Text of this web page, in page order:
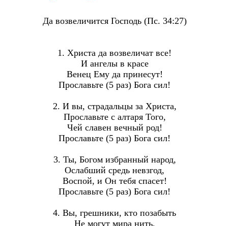
Да возвеличится Господь (Пс. 34:27)
1. Христа да возвеличат все!
И ангелы в красе
Венец Ему да принесут!
Прославьте (5 раз) Бога сил!
2. И вы, страдальцы за Христа,
Прославьте с алтаря Того,
Чей славен вечный род!
Прославьте (5 раз) Бога сил!
3. Ты, Богом избранный народ,
Ослабший средь невзгод,
Воспой, и Он тебя спасет!
Прославьте (5 раз) Бога сил!
4. Вы, грешники, кто позабыть
Не могут мира нить,